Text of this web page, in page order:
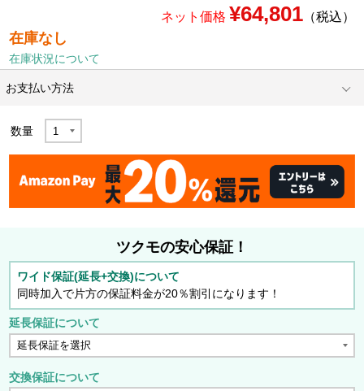
ネット価格 ¥64,801（税込）
在庫なし
在庫状況について
お支払い方法
数量
ツクモの安心保証！
ワイド保証(延長+交換)について
同時加入で片方の保証料金が20％割引になります！
延長保証について
交換保証について